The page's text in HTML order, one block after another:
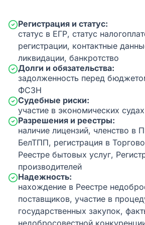
Регистрация и статус:
статус в ЕГР, статус
регистрации, контактные
ликвидации, банкротство
Долги и обязательства:
задолженность перед
ФСЗН
Судебные риски:
участие в экономических судах
Разрешения и реестры:
наличие лицензий, членство в
БелТПП, регистрация в
Реестре бытовых услуг,
производителей
Надежность:
нахождение в Реестре
поставщиков, участие в
государственных закупок,
недобросовестной